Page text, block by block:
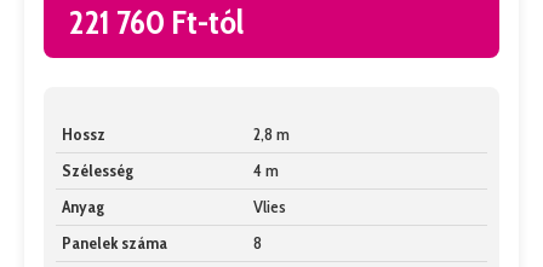
221 760 Ft-tól
Hossz
2,8 m
Szélesség
4 m
Anyag
Vlies
Panelek száma
8